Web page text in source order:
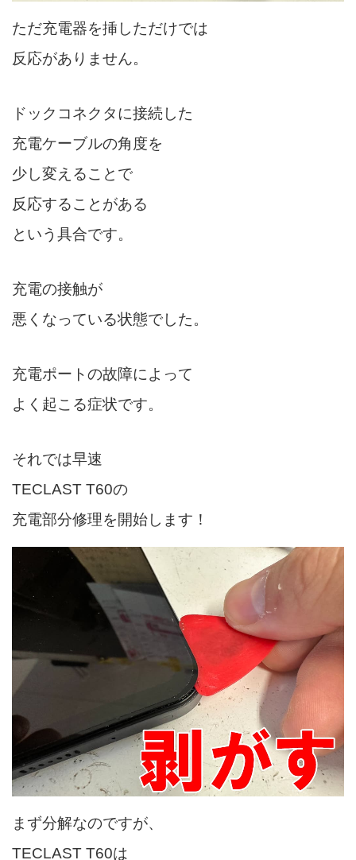
ただ充電器を挿しただけでは
反応がありません。
ドックコネクタに接続した
充電ケーブルの角度を
少し変えることで
反応することがある
という具合です。
充電の接触が
悪くなっている状態でした。
充電ポートの故障によって
よく起こる症状です。
それでは早速
TECLAST T60の
充電部分修理を開始します！
まず分解なのですが、
TECLAST T60は